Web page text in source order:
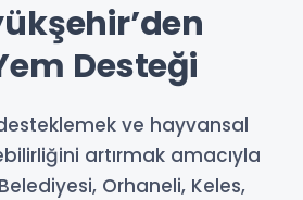
Desteği
desteklemek ve hayvansal
artırmak amacıyla
Orhaneli, Keles,